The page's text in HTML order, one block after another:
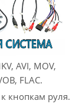
AVI, MOV,
FLAC.
кнопкам руля.